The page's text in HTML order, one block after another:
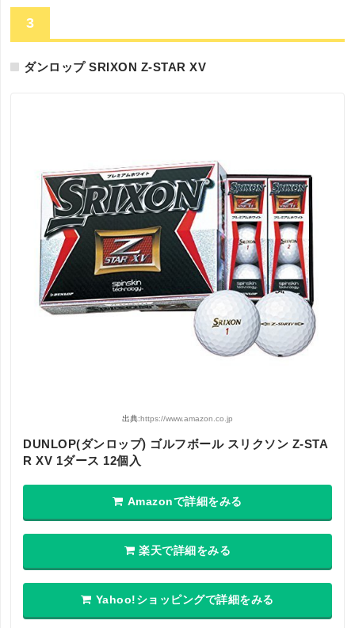
3
ダンロップ SRIXON Z-STAR XV
出典: https://www.amazon.co.jp
DUNLOP(ダンロップ) ゴルフボール スリクソン Z-STA
R XV 1ダース 12個入
Amazonで詳細をみる
楽天で詳細をみる
Yahoo!ショッピングで詳細をみる